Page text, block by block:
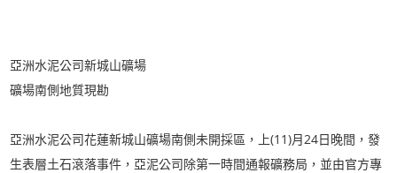
亞洲水泥公司新城山礦場
礦場南側地質現勘
亞洲水泥公司花蓮新城山礦場南側未開採區，上(11)月24日晚間，發
生表層土石滾落事件，亞泥公司除第一時間通報礦務局，並由官方專